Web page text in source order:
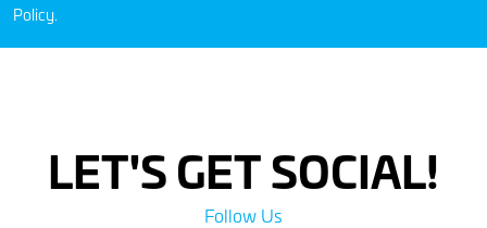
Policy.
LET'S GET SOCIAL!
Follow Us